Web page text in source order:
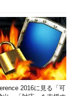
2016に見る「可